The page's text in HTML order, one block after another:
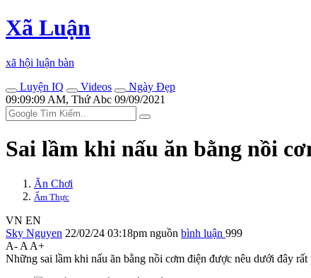
Xã Luận
xã hội luận bàn
Luyện IQ
Videos
Ngày Đẹp
09:09:09 AM, Thứ Abc 09/09/2021
Sai lầm khi nấu ăn bằng nồi
Ăn Chơi
Ẩm Thực
VN EN
Sky Nguyen 22/02/24 03:18pm nguồn bình luận 999
A- A A+
Những sai lầm khi nấu ăn bằng nồi cơm điện được nêu dưới đây